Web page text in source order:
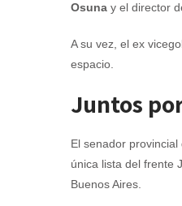
Osuna y el director
A su vez, el ex
espacio.
Juntos
El senador provincial
única lista del frente
Buenos Aires.